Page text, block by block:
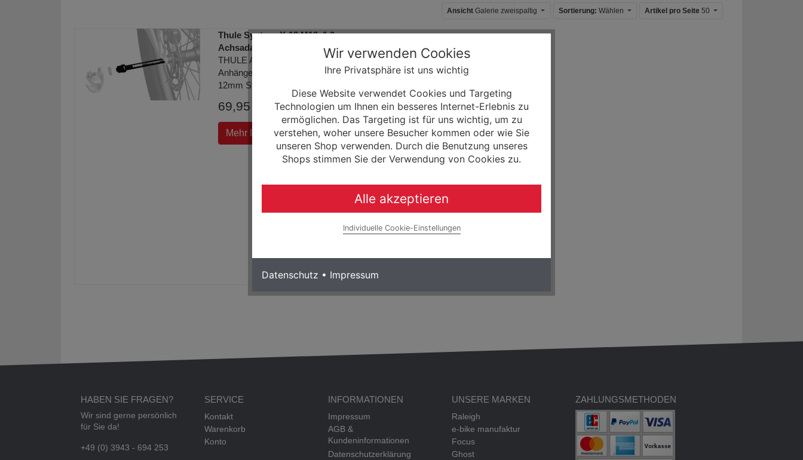
Ansicht Galerie zweispaltig Sortierung: Wählen Artikel pro Seite 50
Thule Syntace X-12 M12x1.0
Achsadapter
THULE Adapter zur Montage von
Anhängerkupplungen an Fahrrädern mit
12mm Steckachse (M12x1.0).
69,95 € *
Mehr Informationen
HABEN SIE FRAGEN?
Wir sind gerne persönlich
für Sie da!
+49 (0) 3943 - 694 253
SERVICE
Kontakt
Warenkorb
Konto
INFORMATIONEN
Impressum
AGB &
Kundeninformationen
Datenschutzerklärung
UNSERE MARKEN
Raleigh
e-bike manufaktur
Focus
Ghost
ZAHLUNGSMETHODEN
Wir verwenden Cookies
Ihre Privatsphäre ist uns wichtig
Diese Website verwendet Cookies und Targeting
Technologien um Ihnen ein besseres Internet-Erlebnis zu
ermöglichen. Das Targeting ist für uns wichtig, um zu
verstehen, woher unsere Besucher kommen oder wie Sie
unseren Shop verwenden. Durch die Benutzung unseres
Shops stimmen Sie der Verwendung von Cookies zu.
Alle akzeptieren
Individuelle Cookie-Einstellungen
Datenschutz • Impressum